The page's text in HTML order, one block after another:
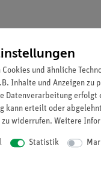
und ähnliche
Inhalte und Anzeigen
Datenverarbeitung
kann erteilt oder
zu widerrufen. Weitere
Statistik